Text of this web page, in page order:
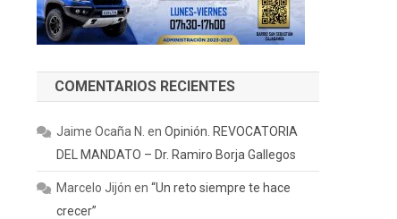
COMENTARIOS RECIENTES
Jaime Ocaña N. enOpinión. REVOCATORIA
DEL MANDATO – Dr. Ramiro Borja Gallegos
Marcelo Jijón en“Un reto siempre te hace
crecer”